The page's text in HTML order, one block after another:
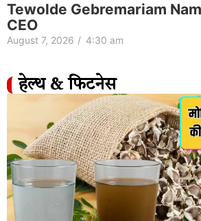
Tewolde Gebremariam
CEO
August 7, 2026 / 4:30 am
हेल्थ & फिटनेस